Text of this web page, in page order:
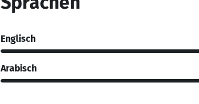
Englisch
Arabisch